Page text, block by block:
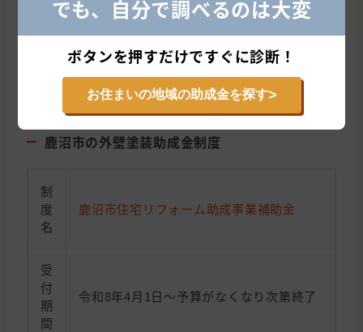
▶︎お住まいの地域の助成金制度を確認する
※今年度の受付が始まっています(予算上限に達し次第終了)
鹿沼市の外壁塗装助成金制度
制
度
名
鹿沼市住宅リフォーム助成事業補助金
受
付
期
間
令和8年4月1日～予算がなくなり次第終了
でも、自分で調べるのは大変
ボタンを押すだけですぐに診断！
お住まいの地域の助成金を探す>